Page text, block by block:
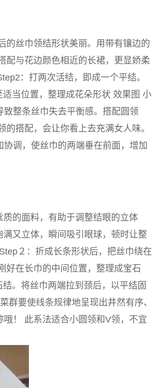
的丝巾领结形状美丽。用带有镶边的
配与花边颜色相近的长裙，更显娇柔
：打两次活结，即成一个平结。
当位置，整理成花朵形状 效果图 小
整条丝巾失去平衡感。搭配圆领
搭配，会让你看上去充满女人味。
调，使丝巾的两端垂在前面，增加
的面料，有助于调整结眼的立体
又立体，瞬间吸引眼球，顿时让整
２：折成长条形状后，把丝巾绕在
好在长巾的中间位置，整理成宝石
。将丝巾两端拉到颈后，以平结固
群要使线条规律地呈现出井然有序、
！ 此系法适合小圆领和V领，不宜